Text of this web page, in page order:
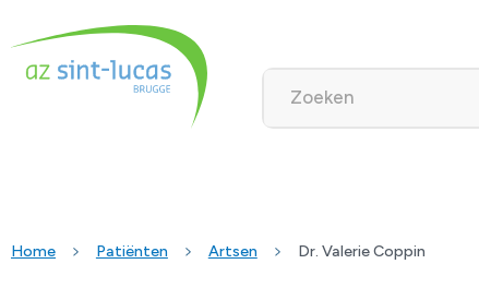
Home Patiënten Artsen Dr. Valerie Coppin